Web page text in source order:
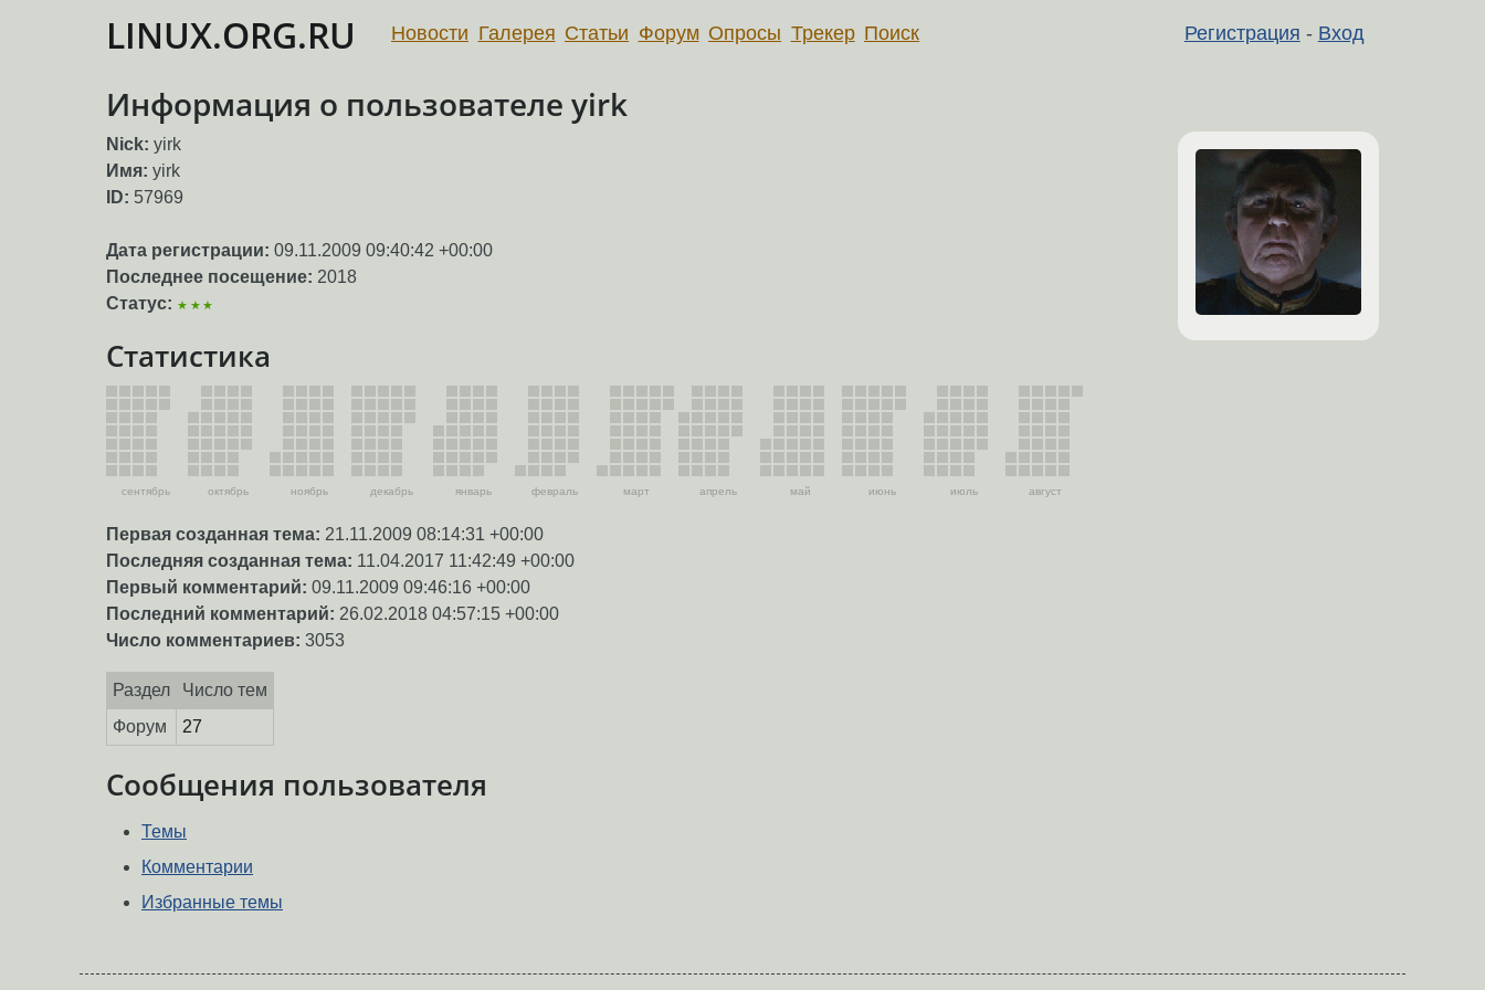
LINUX.ORG.RU Регистрация - Вход
Новости Галерея Статьи Форум Опросы Трекер Поиск
Информация о пользователе yirk
Nick: yirk
Имя: yirk
ID: 57969
Дата регистрации: 09.11.2009 09:40:42 +00:00
Последнее посещение: 2018
Статус: ★★★
Статистика
сентябрь октябрь ноябрь декабрь январь февраль март апрель май июнь июль август
Первая созданная тема: 21.11.2009 08:14:31 +00:00
Последняя созданная тема: 11.04.2017 11:42:49 +00:00
Первый комментарий: 09.11.2009 09:46:16 +00:00
Последний комментарий: 26.02.2018 04:57:15 +00:00
Число комментариев: 3053
Раздел
Число тем
Форум
27
Сообщения пользователя
Темы
Комментарии
Избранные темы